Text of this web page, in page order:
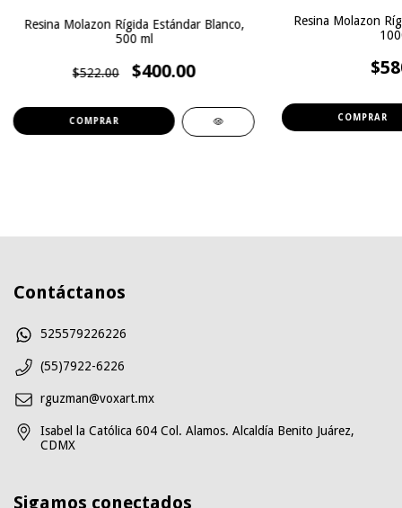
Resina Molazon Rígida Estándar Blanco,
500 ml
$522.00 $400.00
Resina Molazon
Contáctanos
525579226226
(55)7922-6226
rguzman@voxart.mx
Isabel la Católica 604 Col. Alamos. Alcaldía Benito Juárez,
CDMX
Sigamos conectados